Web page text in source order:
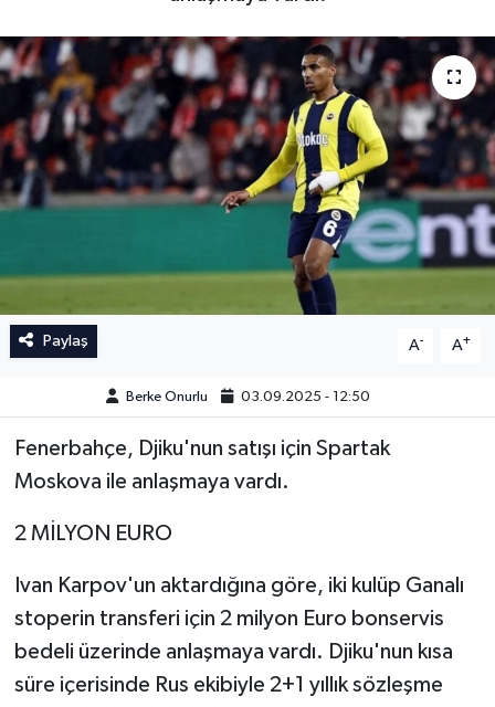
Paylaş A- A+
Berke Onurlu 03.09.2025 - 12:50
Fenerbahçe, Djiku'nun satışı için Spartak
Moskova ile anlaşmaya vardı.
2 MİLYON EURO
Ivan Karpov'un aktardığına göre, iki kulüp Ganalı
stoperin transferi için 2 milyon Euro bonservis
bedeli üzerinde anlaşmaya vardı. Djiku'nun kısa
süre içerisinde Rus ekibiyle 2+1 yıllık sözleşme
İngiltere Premier Lig
Almanya Bundesliga
La Liga
Serie A
İngiltere Premier Lig
La Liga
Almanya Bundesliga
Serie A
Eredevise
Diğer Futbol Ligleri
Türkiye Basketbol Ligi
Kadınlar Basketbol Ligi
Diğer Basketbol Ligleri